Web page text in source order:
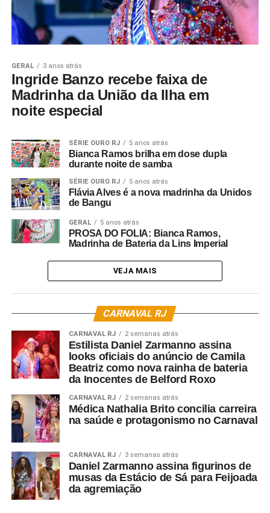
GERAL 3 anos atrás
Ingride Banzo recebe faixa de
Madrinha da União da Ilha em
noite especial
SÉRIE OURO RJ 5 anos atrás
Bianca Ramos brilha em dose dupla
durante noite de samba
SÉRIE OURO RJ 5 anos atrás
Flávia Alves é a nova madrinha da Unidos
de Bangu
GERAL 5 anos atrás
PROSA DO FOLIA: Bianca Ramos,
Madrinha de Bateria da Lins Imperial
VEJA MAIS
CARNAVAL RJ
CARNAVAL RJ 2 semanas atrás
Estilista Daniel Zarmanno assina
looks oficiais do anúncio de Camila
Beatriz como nova rainha de bateria
da Inocentes de Belford Roxo
CARNAVAL RJ 2 semanas atrás
Médica Nathalia Brito concilia carreira
na saúde e protagonismo no Carnaval
CARNAVAL RJ 3 semanas atrás
Daniel Zarmanno assina figurinos de
musas da Estácio de Sá para Feijoada
da agremiação